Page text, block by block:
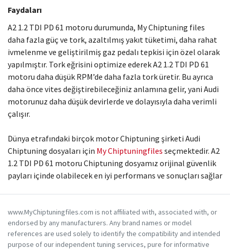
Faydaları
A2 1.2 TDI PD 61 motoru durumunda, My Chiptuning files
daha fazla güç ve tork, azaltılmış yakıt tüketimi, daha rahat
ivmelenme ve geliştirilmiş gaz pedalı tepkisi için özel olarak
yapılmıştır. Tork eğrisini optimize ederek A2 1.2 TDI PD 61
motoru daha düşük RPM’de daha fazla tork üretir. Bu ayrıca
daha önce vites değiştirebileceğiniz anlamına gelir, yani Audi
motorunuz daha düşük devirlerde ve dolayısıyla daha verimli
çalışır.
Dünya etrafındaki birçok motor Chiptuning şirketi Audi
Chiptuning dosyaları için My Chiptuningfiles seçmektedir. A2
1.2 TDI PD 61 motoru Chiptuning dosyamız orijinal güvenlik
payları içinde olabilecek en iyi performans ve sonuçları sağlar
www.MyChiptuningfiles.com is not affiliated with, associated with, or
endorsed by any manufacturers. Any brand names or model
references are used solely to identify the compatibility and intended
purpose of our independent tuning services, pure for informative